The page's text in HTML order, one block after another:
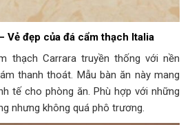
Vẻ đẹp của đá cẩm thạch Italia
thạch Carrara truyền thống với nền
thanh thoát. Mẫu bàn ăn này mang
tế cho phòng ăn. Phù hợp với những
nhưng không quá phô trương.